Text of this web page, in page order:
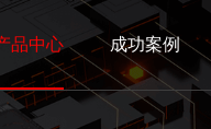
品中心 成功案例